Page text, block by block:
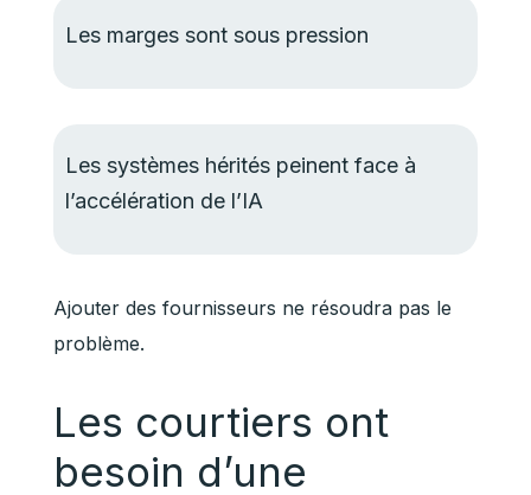
Les marges sont sous pression
Les systèmes hérités peinent face à
l’accélération de l’IA
Ajouter des fournisseurs ne résoudra pas le
problème.
Les courtiers ont
besoin d’une